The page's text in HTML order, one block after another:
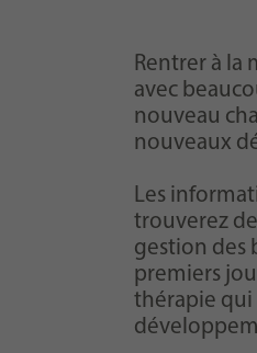
Rentrer à la
avec
nouveau
nouveaux
Les
trouverez
gestion des
premiers
thérapie qui